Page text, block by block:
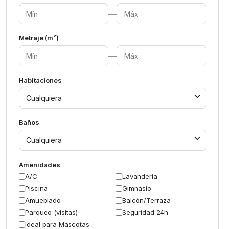
—
Metraje (m²)
—
Habitaciones
Cualquiera
Baños
Cualquiera
Amenidades
A/C
Lavandería
Piscina
Gimnasio
Amueblado
Balcón/Terraza
Parqueo (visitas)
Seguridad 24h
Ideal para Mascotas